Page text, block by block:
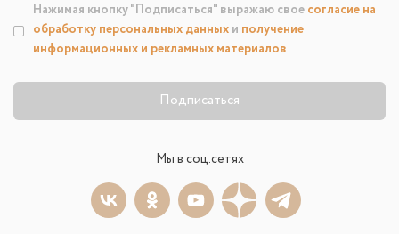
Подписаться
Нажимая кнопку "Подписаться" выражаю свое согласие на
обработку персональных данных и получение
информационных и рекламных материалов
Мы в соц.сетях